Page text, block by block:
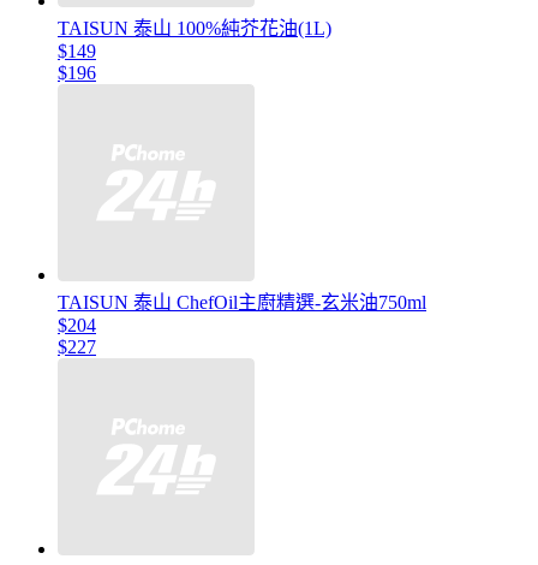
TAISUN 泰山 100%純芥花油(1L)
$149
$196
TAISUN 泰山 ChefOil主廚精選-玄米油750ml
$204
$227